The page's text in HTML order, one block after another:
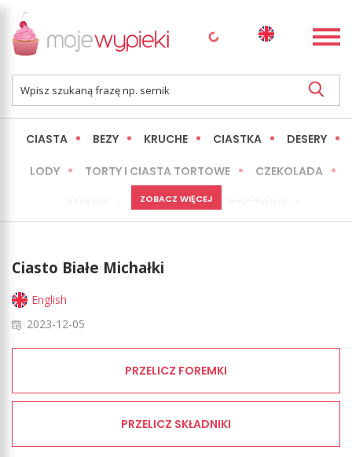
CIASTA BEZY KRUCHE CIASTKA DESERY
LODY TORTY I CIASTA TORTOWE CZEKOLADA
MINI WYPIEKI
LŻEJSZE / ZDROWSZE
ZOBACZ WIĘCEJ
Ciasto Białe Michałki
English
2023-12-05
PRZELICZ FOREMKI
PRZELICZ SKŁADNIKI